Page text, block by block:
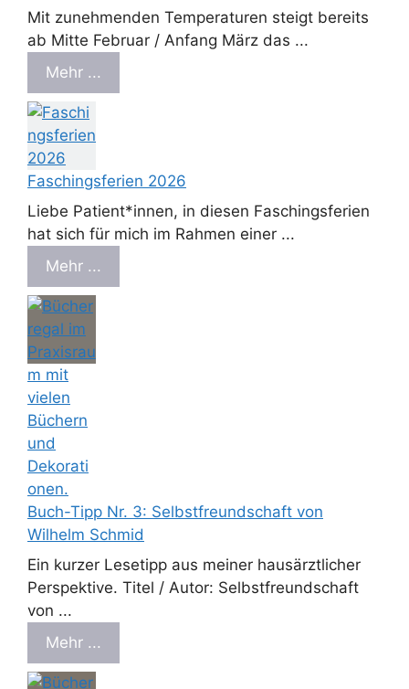
Mit zunehmenden Temperaturen steigt bereits
ab Mitte Februar / Anfang März das ...
Mehr ...
Faschingsferien 2026
Liebe Patient*innen, in diesen Faschingsferien
hat sich für mich im Rahmen einer ...
Mehr ...
Buch-Tipp Nr. 3: Selbstfreundschaft von
Wilhelm Schmid
Ein kurzer Lesetipp aus meiner hausärztlicher
Perspektive. Titel / Autor: Selbstfreundschaft
von ...
Mehr ...